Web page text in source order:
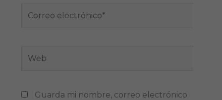
electrónico*
Guarda mi nombre, correo electrónico